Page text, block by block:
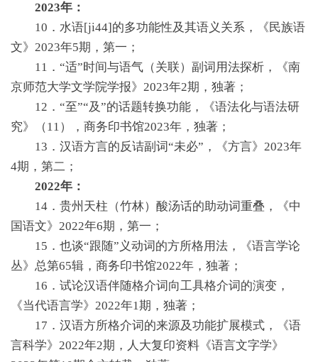
2023年：
10．水语[ji44]的多功能性及其语义关系，《民族语
文》2023年5期，第一；
11．“适”时间与语气（关联）副词用法探析，《南
京师范大学文学院学报》2023年2期，独著；
12．“至”“及”的话题转换功能，《语法化与语法研
究》（11），商务印书馆2023年，独著；
13．汉语方言的反诘副词“未必”，《方言》2023年
4期，第二；
2022年：
14．贵州天柱（竹林）酸汤话的助动词重叠，《中
国语文》2022年6期，第一；
15．也谈“跟随”义动词的方所格用法，《语言学论
丛》总第65辑，商务印书馆2022年，独著；
16．试论汉语伴随格介词向工具格介词的演变，
《当代语言学》2022年1期，独著；
17．汉语方所格介词的来源及功能扩展模式，《语
言科学》2022年2期，人大复印资料《语言文字学》